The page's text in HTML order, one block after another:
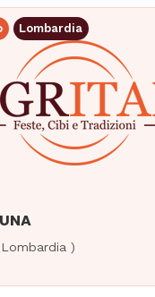
Lombardia
Lombardia )